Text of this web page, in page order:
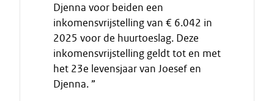
i
t
a
a
t
Djenna voor beiden een
inkomensvrijstelling van € 6.042 in
2025 voor de huurtoeslag. Deze
inkomensvrijstelling geldt tot en met
het 23e levensjaar van Joesef en
Djenna. ”